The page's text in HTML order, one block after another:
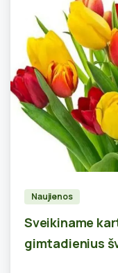
Naujienos
Sveikiname
gimtadienius